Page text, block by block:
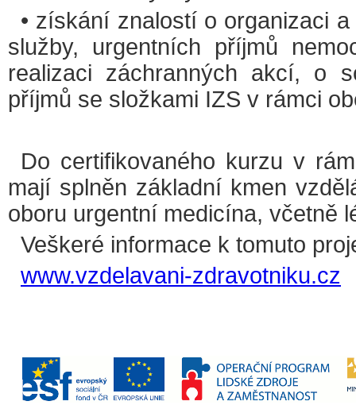
• získání znalostí o organizaci
služby, urgentních příjmů
realizaci záchranných akcí, o
příjmů se složkami IZS v rámci
Do certifikovaného kurzu v
mají splněn základní kmen
oboru urgentní medicína, včetně
Veškeré informace k tomuto
www.vzdelavani-zdravotniku.cz